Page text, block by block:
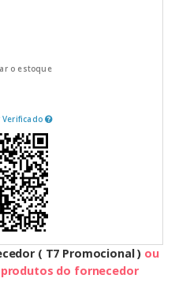
o estoque
Verificado
( T7 Promocional ) ou
do fornecedor